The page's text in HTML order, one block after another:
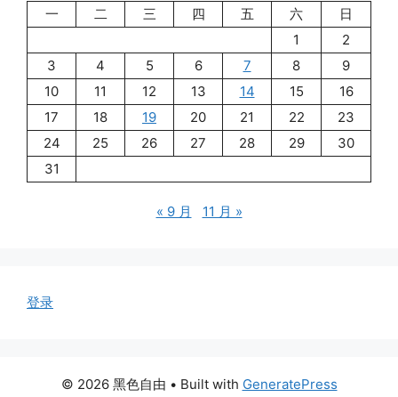
一
二 三 四 五 六
日
1
2
3
4 5 6 7 8
9
10
11 12 13 14 15
16
17
18 19 20 21 22
23
24
25 26 27 28 29
30
31
« 9 月 11 月 »
登录
© 2026 黑色自由 • Built with GeneratePress